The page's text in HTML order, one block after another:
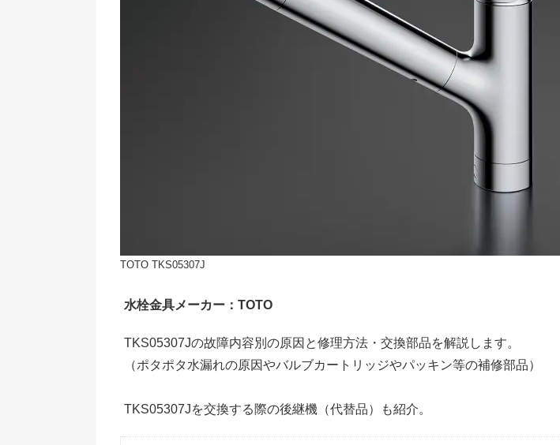
TOTO TKS05307J
水栓金具メーカー：TOTO
TKS05307Jの故障内容別の原因と修理方法・交換部品を解説します。
（ポタポタ水漏れの原因やバルブカートリッジやパッキン等の補修部品）
TKS05307Jを交換する際の後継機（代替品）も紹介。